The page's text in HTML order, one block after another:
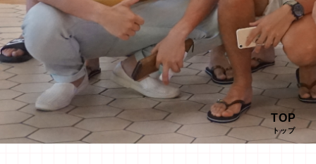
TOP
トップ